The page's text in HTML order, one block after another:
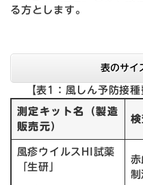
る方とします。
表のサイ
【表1：風しん予防接
測定キット名（製造
販売元）
風疹ウイルスHI試薬
「生研」
赤
制